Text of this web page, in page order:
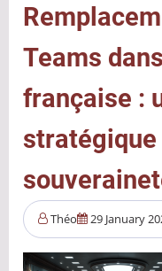
Teams
française :
stratégique
Théo 29 January